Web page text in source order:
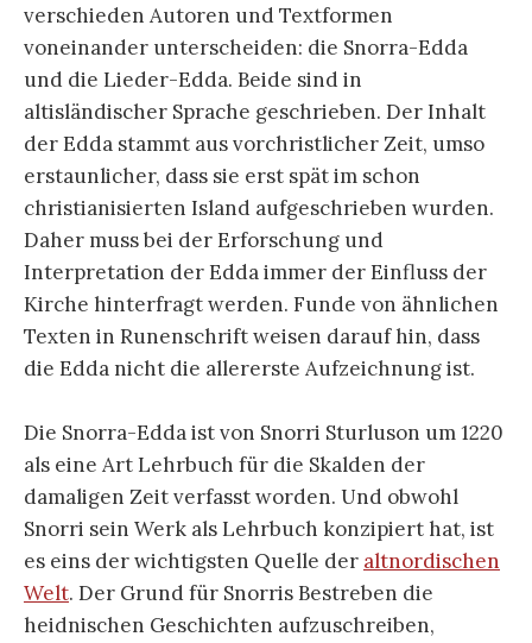
verschieden Autoren und Textformen
voneinander unterscheiden: die Snorra-Edda
und die Lieder-Edda. Beide sind in
altisländischer Sprache geschrieben. Der Inhalt
der Edda stammt aus vorchristlicher Zeit, umso
erstaunlicher, dass sie erst spät im schon
christianisierten Island aufgeschrieben wurden.
Daher muss bei der Erforschung und
Interpretation der Edda immer der Einfluss der
Kirche hinterfragt werden. Funde von ähnlichen
Texten in Runenschrift weisen darauf hin, dass
die Edda nicht die allererste Aufzeichnung ist.
Die Snorra-Edda ist von Snorri Sturluson um 1220
als eine Art Lehrbuch für die Skalden der
damaligen Zeit verfasst worden. Und obwohl
Snorri sein Werk als Lehrbuch konzipiert hat, ist
es eins der wichtigsten Quelle der altnordischen
Welt. Der Grund für Snorris Bestreben die
heidnischen Geschichten aufzuschreiben,